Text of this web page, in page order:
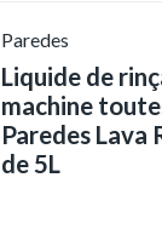
Paredes
Liquide de
machine
Paredes Lava
de 5L